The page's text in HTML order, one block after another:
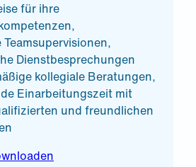
für ihre
Dienstbesprechungen
kollegiale Beratungen,
Einarbeitungszeit mit
und freundlichen